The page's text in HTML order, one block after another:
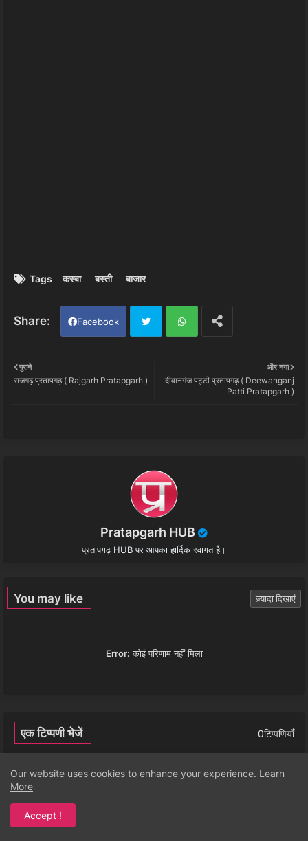
Tags कस्बा बस्ती बाजार
Facebook
tter ats
और नया
दीवानगंज पट्टी प्रतापगढ़ ( Deewanganj
Patti Pratapgarh )
पुराने
राजगढ़ प्रतापगढ़ ( Rajgarh Pratapgarh )
Pratapgarh HUB
प्रतापगढ़ HUB पर आपका हार्दिक स्वागत है।
You may like ज़्यादा दिखाएं
Error: कोई परिणाम नहीं मिला
एक टिप्पणी भेजें 0टिप्पणियाँ
Our website uses cookies to enhance your experience. Learn
More
Accept !